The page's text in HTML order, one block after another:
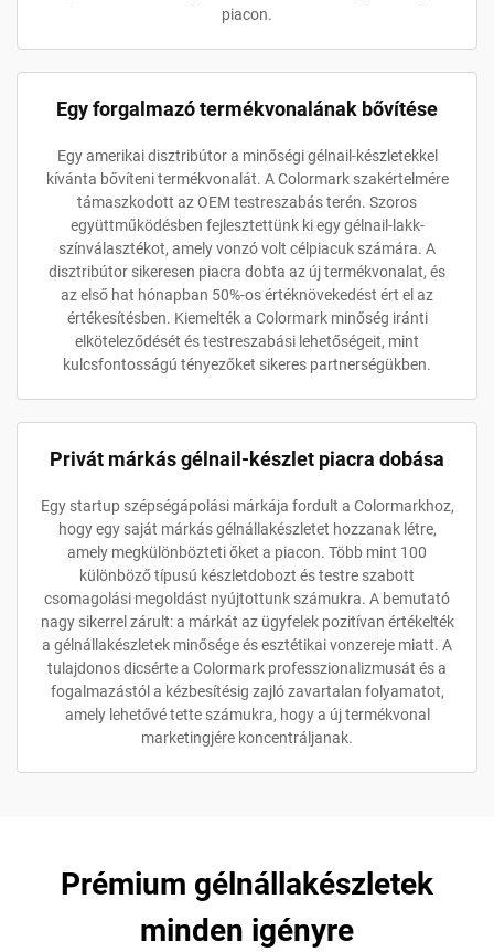
piacon.
Egy forgalmazó termékvonalának bővítése
Egy amerikai disztribútor a minőségi gélnail-készletekkel
kívánta bővíteni termékvonalát. A Colormark szakértelmére
támaszkodott az OEM testreszabás terén. Szoros
együttműködésben fejlesztettünk ki egy gélnail-lakk-
színválasztékot, amely vonzó volt célpiacuk számára. A
disztribútor sikeresen piacra dobta az új termékvonalat, és
az első hat hónapban 50%-os értéknövekedést ért el az
értékesítésben. Kiemelték a Colormark minőség iránti
elköteleződését és testreszabási lehetőségeit, mint
kulcsfontosságú tényezőket sikeres partnerségükben.
Privát márkás gélnail-készlet piacra dobása
Egy startup szépségápolási márkája fordult a Colormarkhoz,
hogy egy saját márkás gélnállakészletet hozzanak létre,
amely megkülönbözteti őket a piacon. Több mint 100
különböző típusú készletdobozt és testre szabott
csomagolási megoldást nyújtottunk számukra. A bemutató
nagy sikerrel zárult: a márkát az ügyfelek pozitívan értékelték
a gélnállakészletek minősége és esztétikai vonzereje miatt. A
tulajdonos dicsérte a Colormark professzionalizmusát és a
fogalmazástól a kézbesítésig zajló zavartalan folyamatot,
amely lehetővé tette számukra, hogy a új termékvonal
marketingjére koncentráljanak.
Prémium gélnállakészletek
minden igényre